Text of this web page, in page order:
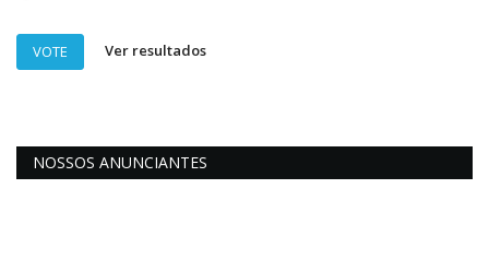
VOTE Ver resultados
NOSSOS ANUNCIANTES